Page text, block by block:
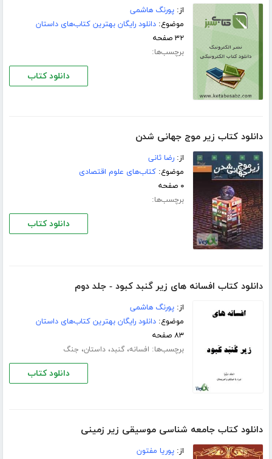
از:پورنگ هاشمی
موضوع:دانلود رایگان بهترین کتاب‌های داستان
۳۲ صفحه
برچسب‌ها:
دانلود کتاب
دانلود کتاب زیر موج‌ جهانی شدن‌
از:رضا ثانی‌
موضوع:کتاب‌های علوم اقتصادی
۰ صفحه
برچسب‌ها:
دانلود کتاب
دانلود کتاب افسانه های زیر گنبد کبود - جلد دوم
از:پورنگ هاشمی
موضوع:دانلود رایگان بهترین کتاب‌های داستان
۸۳ صفحه
برچسب‌ها: افسانه،گنبد،داستان، جنگ
دانلود کتاب
دانلود کتاب جامعه شناسی موسیقی زیر زمینی
از:پوریا مفتون